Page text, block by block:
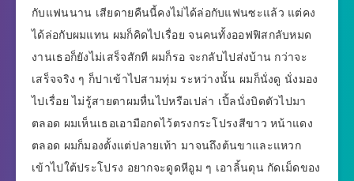
กับแฟนนาน เสียดายคืนนี้คงไม่ได้ล่อกับแฟนซะแล้ว แต่คง
ได้ล่อกับผมแทน ผมก็คิดไปเรื่อย จนคนทั้งออฟฟิสกลับหมด
งานเธอก็ยังไม่เสร็จสักที ผมก็รอ จะกลับไปส่งบ้าน กว่าจะ
เสร็จจริง ๆ ก็ปาเข้าไปสามทุ่ม ระหว่างนั้น ผมก็นั่งดู นั่งมอง
ไปเรื่อย ไม่รู้สายตาผมหื่นไปหรือเปล่า เปิ้ลนั่งบิดตัวไปมา
ตลอด ผมเห็นเธอเอามือกดไว้ตรงกระโปรงสีขาว หน้าแดง
ตลอด ผมก็มองตั้งแต่ปลายเท้า มาจนถึงต้นขาและแหวก
เข้าไปใต้ประโปรง อยากจะดูดหีอูม ๆ เอาลิ้นดุน กัดเม็ดของ